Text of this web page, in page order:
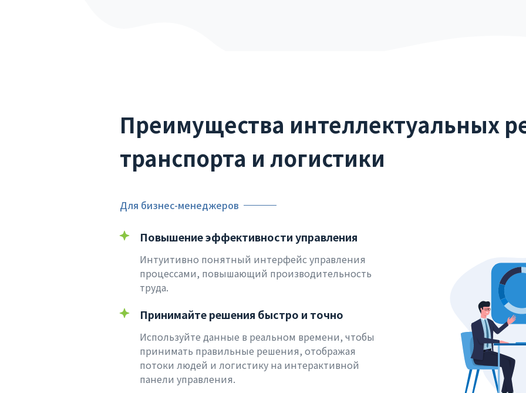
Преимущества интеллектуальных
транспорта и логистики
Для бизнес-менеджеров
Повышение эффективности управления
Интуитивно понятный интерфейс управления
процессами, повышающий производительность
труда.
Принимайте решения быстро и точно
Используйте данные в реальном времени, чтобы
принимать правильные решения, отображая
потоки людей и логистику на интерактивной
панели управления.